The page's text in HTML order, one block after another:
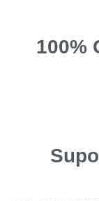
100%